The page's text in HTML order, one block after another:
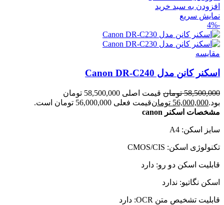
افزودن به سبد خرید
نمایش سریع
-4%
مقايسه
اسکنر کانن مدل Canon DR-C240
58,500,000 تومان
قیمت اصلی 58,500,000 تومان
بود.56,000,000 تومانقیمت فعلی 56,000,000 تومان است.
مشخصات اسکنر canon
سایز اسکن: A4
تکنولوژی اسکن: CMOS/CIS
قابلیت اسکن دو رو: دارد
اسکن نگاتیو: ندارد
قابلیت تشخیص متن OCR: دارد